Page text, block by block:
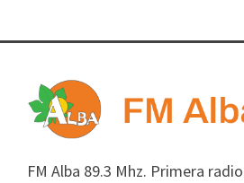
FM Alba 89.3 Mhz. Primera